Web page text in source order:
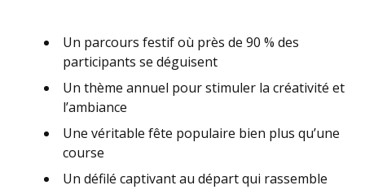
Un parcours festif où près de 90 % des
participants se déguisent
Un thème annuel pour stimuler la créativité et
l’ambiance
Une véritable fête populaire bien plus qu’une
course
Un défilé captivant au départ qui rassemble